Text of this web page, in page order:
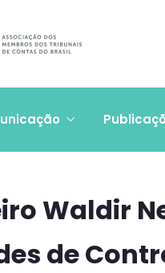
Waldir
de